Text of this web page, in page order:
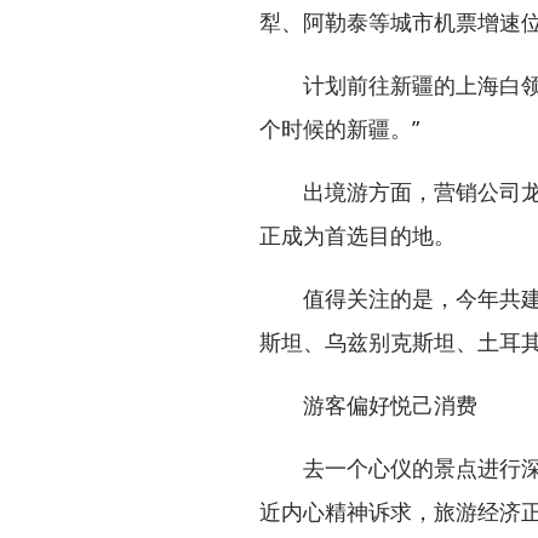
犁、阿勒泰等城市机票增速
计划前往新疆的上海白领
个时候的新疆。”
出境游方面，营销公司龙
正成为首选目的地。
值得关注的是，今年共建
斯坦、乌兹别克斯坦、土耳
游客偏好悦己消费
去一个心仪的景点进行深
近内心精神诉求，旅游经济